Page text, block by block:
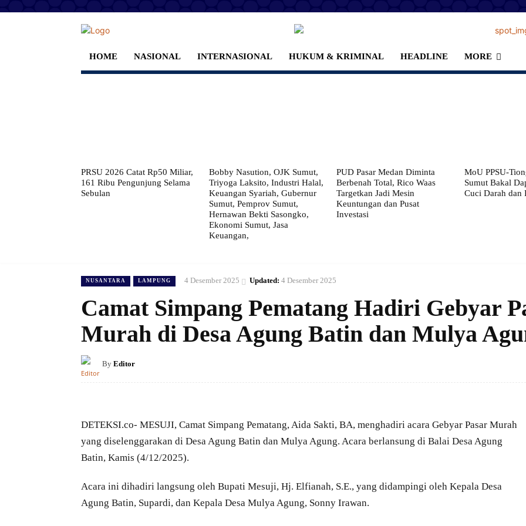
HOME NASIONAL INTERNASIONAL HUKUM & KRIMINAL HEADLINE MORE
PRSU 2026 Catat Rp50 Miliar,
161 Ribu Pengunjung Selama
Sebulan
Bobby Nasution, OJK Sumut,
Triyoga Laksito, Industri Halal,
Keuangan Syariah, Gubernur
Sumut, Pemprov Sumut,
Hernawan Bekti Sasongko,
Ekonomi Sumut, Jasa
Keuangan,
PUD Pasar Medan Diminta
Berbenah Total, Rico Waas
Targetkan Jadi Mesin
Keuntungan dan Pusat
Investasi
MoU PPSU-
Sumut Bakal
Cuci Darah dan
NUSANTARA LAMPUNG 4 Desember 2025 Updated: 4 Desember 2025
Camat Simpang Pematang Hadiri Gebyar
Murah di Desa Agung Batin dan Mulya
By Editor
DETEKSI.co- MESUJI, Camat Simpang Pematang, Aida Sakti, BA, menghadiri acara Gebyar Pasar Murah
yang diselenggarakan di Desa Agung Batin dan Mulya Agung. Acara berlansung di Balai Desa Agung
Batin, Kamis (4/12/2025).
Acara ini dihadiri langsung oleh Bupati Mesuji, Hj. Elfianah, S.E., yang didampingi oleh Kepala Desa
Agung Batin, Supardi, dan Kepala Desa Mulya Agung, Sonny Irawan.